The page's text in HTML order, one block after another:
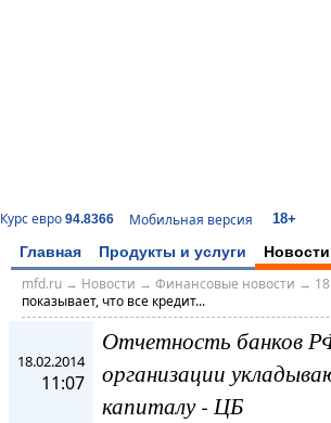
Курс евро 94.8366 Мобильная версия 18+
Главная Продукты и услуги Новости
mfd.ru→ Новости → Финансовые новости →
показывает, что все кредит...
18.02.2014
11:07
Отчетность банков
организации
капиталу - ЦБ